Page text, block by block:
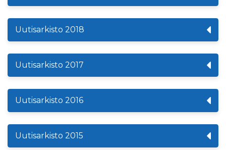
Uutisarkisto 2018
Uutisarkisto 2017
Uutisarkisto 2016
Uutisarkisto 2015